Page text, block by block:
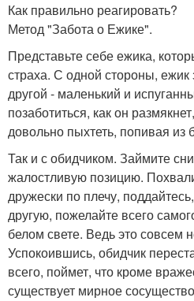
Как правильно реагировать?
Метод "Забота о Ежике".
Представьте себе ежика,
страха. С одной стороны, ежик
другой - маленький и
позаботиться, как он
довольно пыхтеть, попивая из
Так и с обидчиком. Займите
жалостливую позицию.
дружески по плечу,
другую, пожелайте всего
белом свете. Ведь это совсем
Успокоившись, обидчик
всего, поймет, что кроме
существует мирное